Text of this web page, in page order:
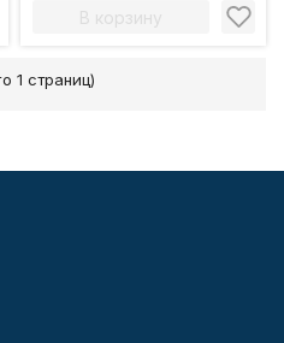
В корзину
1 страниц)